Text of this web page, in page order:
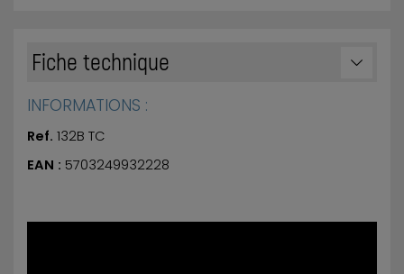
Fiche technique
INFORMATIONS :
Ref. 132B TC
EAN : 5703249932228